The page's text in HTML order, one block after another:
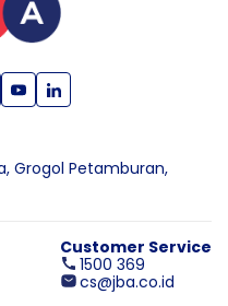
Grogol Petamburan,
Customer Service
1500 369
cs@jba.co.id